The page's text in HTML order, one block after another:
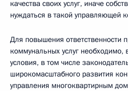
качества своих услуг, иначе
нуждаться в такой управляющей
Для повышения ответственности
коммунальных услуг необходимо,
условия, в том числе
широкомасштабного развития
управления многоквартирным